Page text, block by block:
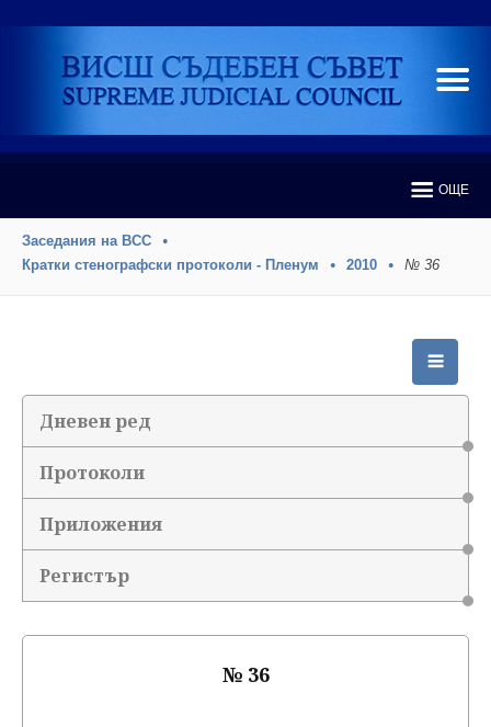
ОЩЕ
Заседания на ВСС
Кратки стенографски протоколи - Пленум
2010 № 36
Дневен ред
Протоколи
Приложения
Регистър
№ 36